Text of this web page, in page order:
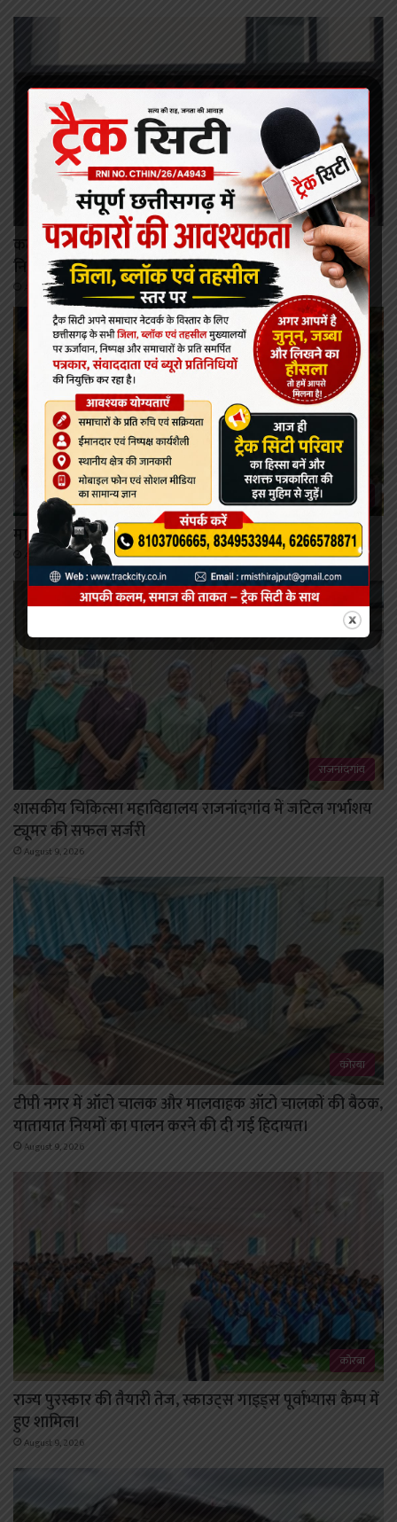
कोरबा/कटघोरा
कटघोरा में पहली बार मनोरोग एवं त्वचा रोग विशेषज्ञों की
नि:शुल्क ओपीडी 11 अगस्त को
August 9, 2026
NEWS
मानसून के साथ दस्तक देती बीमारियां और हमारी सतर्कता
August 9, 2026
राजनांदगांव
शासकीय चिकित्सा महाविद्यालय राजनांदगांव में जटिल गर्भाशय
ट्यूमर की सफल सर्जरी
August 9, 2026
कोरबा
टीपी नगर में ऑटो चालक और मालवाहक ऑटो चालकों की बैठक,
यातायात नियमों का पालन करने की दी गई हिदायत।
August 9, 2026
कोरबा
राज्य पुरस्कार की तैयारी तेज, स्काउट्स गाइड्स पूर्वाभ्यास कैम्प में
हुए शामिल।
August 9, 2026